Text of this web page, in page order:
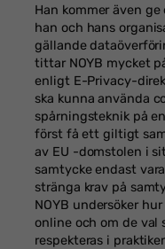
Han kommer även
han och hans
gällande
tittar NOYB mycket
enligt E-Privacy-
ska kunna använda
spårningsteknik på
först få ett giltigt
av EU -domstolen i
samtycke endast
stränga krav på
NOYB undersöker
online och om de val
respekteras i